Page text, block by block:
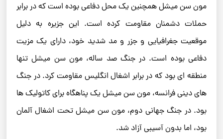
مون سن میشل همچنین یک محل دفاعی بوده است که در برابر
حملات دشمنان مقاومت کرده است. این جزیره به دلیل
موقعیت جغرافیایی و جزر و مد شدید خود، دارای یک مزیت
دفاعی بوده است. در جنگ صد ساله، مون سن میشل تنها
منطقه ای بود که در برابر اشغال انگلیس مقاومت کرد. در جنگ
های دینی فرانسه، مون سن میشل یک پناهگاه برای کاتولیک ها
بود. در جنگ جهانی دوم، مون سن میشل تحت اشغال آلمان
بود، اما بدون آسیبی آزاد شد.